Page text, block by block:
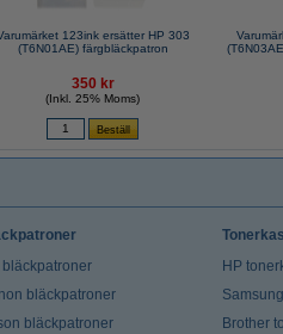
123ink ersätter HP 303
(T6N01AE) färgbläckpatron
350 kr
(Inkl. 25% Moms)
bläckpatroner
bläckpatroner
bläckpatroner
HP
Brother